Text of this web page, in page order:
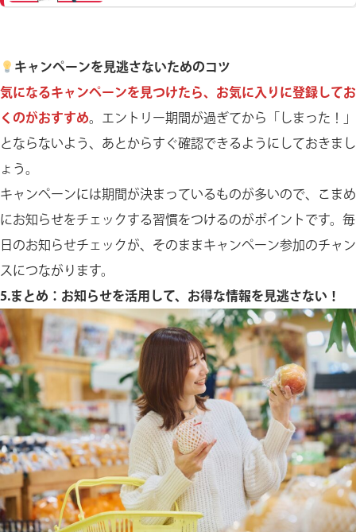
キャンペーンを見逃さないためのコツ
気になるキャンペーンを見つけたら、お気に入りに登録してお
くのがおすすめ。エントリー期間が過ぎてから「しまった！」
とならないよう、あとからすぐ確認できるようにしておきまし
ょう。
キャンペーンには期間が決まっているものが多いので、こまめ
にお知らせをチェックする習慣をつけるのがポイントです。毎
日のお知らせチェックが、そのままキャンペーン参加のチャン
スにつながります。
5.まとめ：お知らせを活用して、お得な情報を見逃さない！